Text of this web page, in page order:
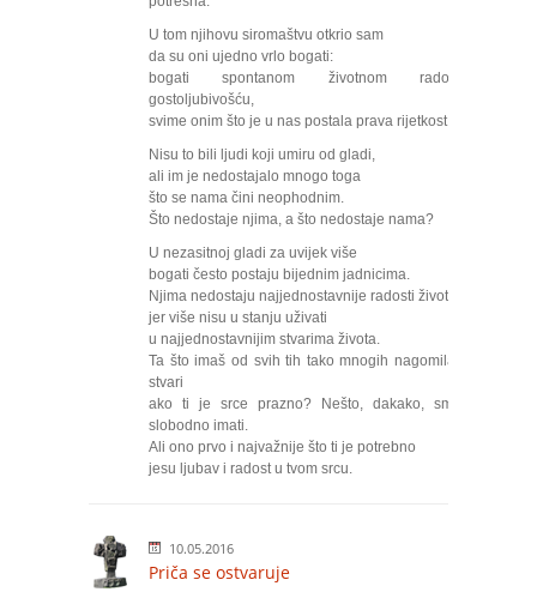
U tom njihovu siromaštvu otkrio sam
da su oni ujedno vrlo bogati:
bogati spontanom životnom radošću,
gostoljubivošću,
svime onim što je u nas postala prava rijetkost.
Nisu to bili ljudi koji umiru od gladi,
ali im je nedostajalo mnogo toga
što se nama čini neophodnim.
Što nedostaje njima, a što nedostaje nama?
U nezasitnoj gladi za uvijek više
bogati često postaju bijednim jadnicima.
Njima nedostaju najjednostavnije radosti života
jer više nisu u stanju uživati
u najjednostavnijim stvarima života.
Ta što imaš od svih tih tako mnogih nagomilanih
stvari
ako ti je srce prazno? Nešto, dakako, smiješ
slobodno imati.
Ali ono prvo i najvažnije što ti je potrebno
jesu ljubav i radost u tvom srcu.
10.05.2016
Priča se ostvaruje